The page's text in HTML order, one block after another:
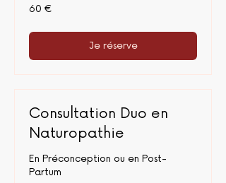
60
euros
60 €
Je réserve
Consultation Duo en
Naturopathie
En Préconception ou en Post-
Partum